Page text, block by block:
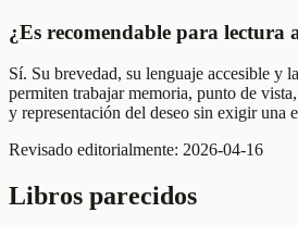
¿Es recomendable para lectura
Sí. Su brevedad, su lenguaje accesible y
permiten trabajar memoria, punto de
y representación del deseo sin exigir una
Revisado editorialmente: 2026-04-16
Libros parecidos